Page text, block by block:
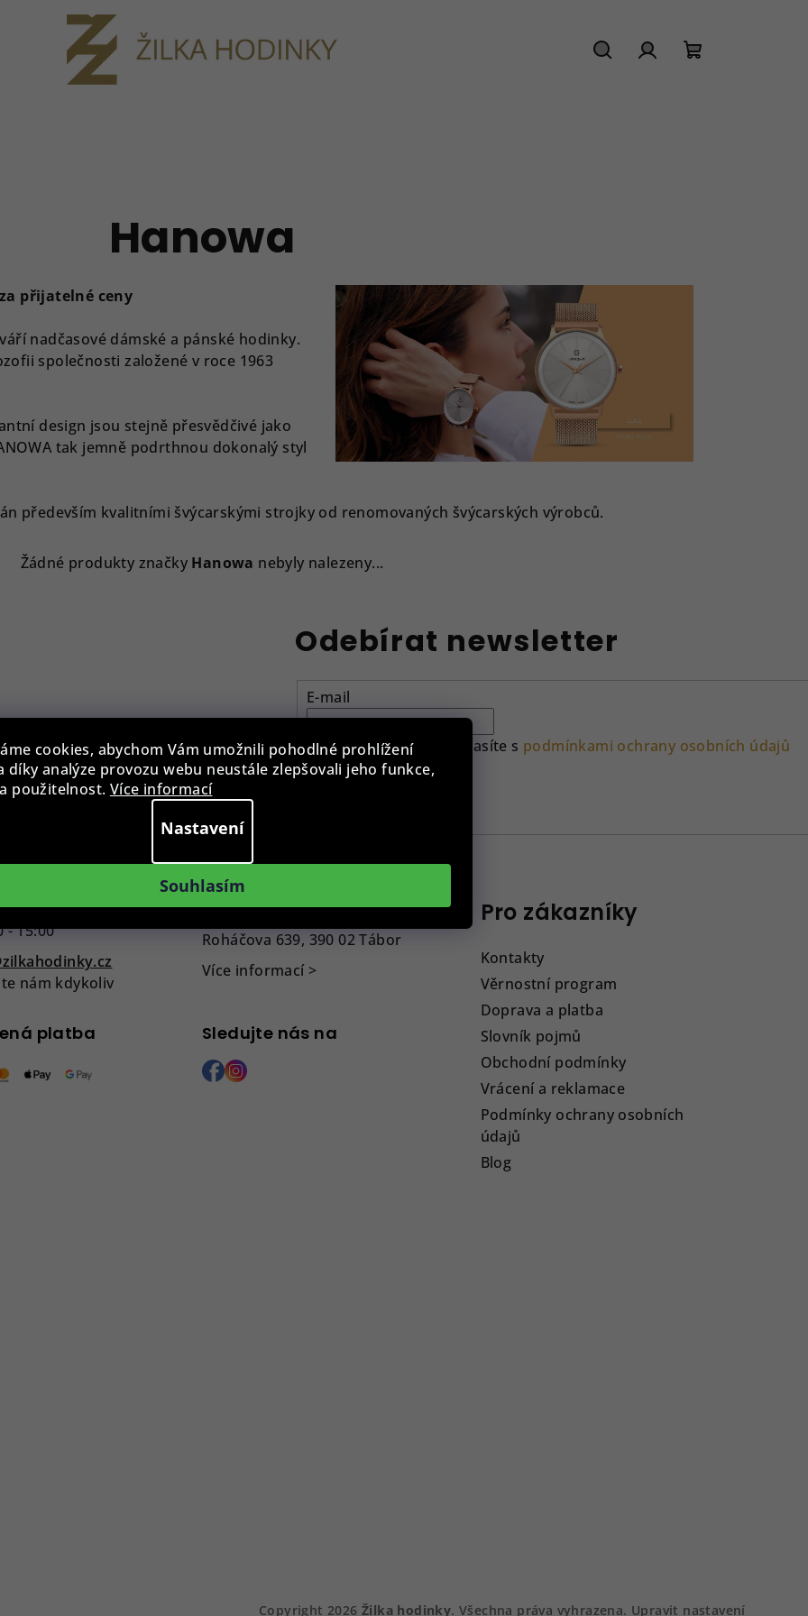
cookies, abychom Vám umožnili pohodlné prohlížení
díky analýze provozu webu neustále zlepšovali jeho funkce,
použitelnost. Více informací
Nastavení
Souhlasím
Hanowa
přijatelné ceny
nadčasové dámské a pánské hodinky.
společnosti založené v roce 1963
design jsou stejně přesvědčivé jako
tak jemně podrthnou dokonalý styl
především kvalitními švýcarskými strojky od renomovaných švýcarských výrobců.
Žádné produkty značky Hanowa nebyly nalezeny...
Odebírat newsletter
E-mail
Vložením e-mailu souhlasíte s podmínkami ochrany osobních údajů
Pro zákazníky
Kontakty
Věrnostní program
Doprava a platba
Slovník pojmů
Obchodní podmínky
Vrácení a reklamace
Podmínky ochrany osobních
údajů
Blog
955 998
- 15:00
nám kdykoliv
platba
Po - Pá: 9:00 - 15:00
Roháčova 639, 390 02 Tábor
Více informací >
Sledujte nás na
Copyright 2026 Žilka hodinky. Všechna práva vyhrazena. Upravit nastavení